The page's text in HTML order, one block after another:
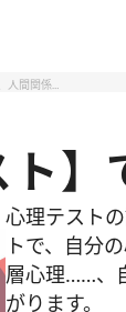
人間関係…
ト
心理テスト
トで、自分
層心理……、
がります。